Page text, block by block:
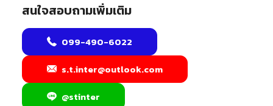
สนใจสอบถามเพิ่มเติม
099-490-6022
s.t.inter@outlook.com
@stinter